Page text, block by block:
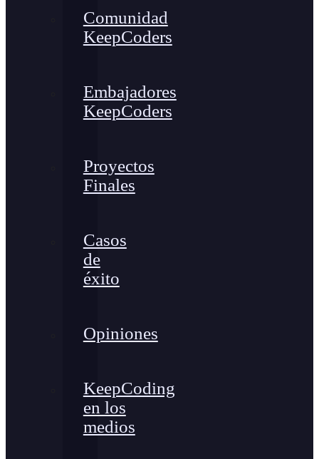
Comunidad
KeepCoders
Embajadores
KeepCoders
Proyectos
Finales
Casos
de
éxito
Opiniones
KeepCoding
en los
medios